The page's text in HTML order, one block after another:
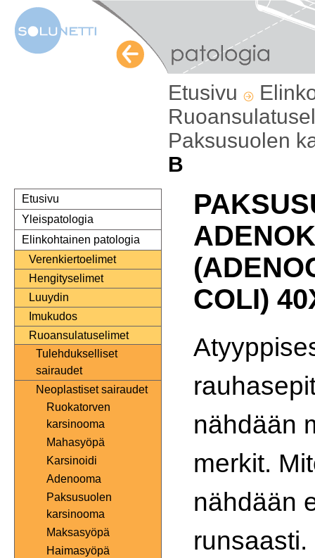
Etusivu
Paksusuolen
B
Etusivu
Yleispatologia
Elinkohtainen patologia
Verenkiertoelimet
Hengityselimet
Luuydin
Imukudos
Ruoansulatuselimet
Tulehdukselliset
sairaudet
Neoplastiset sairaudet
Ruokatorven
karsinooma
Mahasyöpä
Karsinoidi
Adenooma
Paksusuolen
karsinooma
Maksasyöpä
Haimasyöpä
COLI)
nähdään
merkit.
nähdään